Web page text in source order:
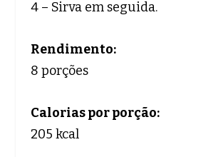
4 – Sirva em seguida.
Rendimento:
8 porções
Calorias por porção:
205 kcal